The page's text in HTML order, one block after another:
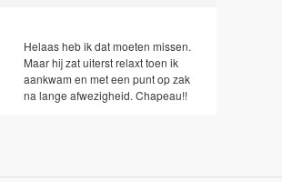
Helaas heb ik dat moeten missen.
Maar hij zat uiterst relaxt toen ik
aankwam en met een punt op zak
na lange afwezigheid. Chapeau!!